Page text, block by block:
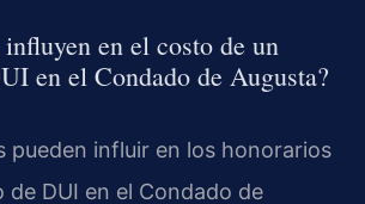
en el costo de un
en el Condado de Augusta?
pueden influir en los honorarios
de DUI en el Condado de